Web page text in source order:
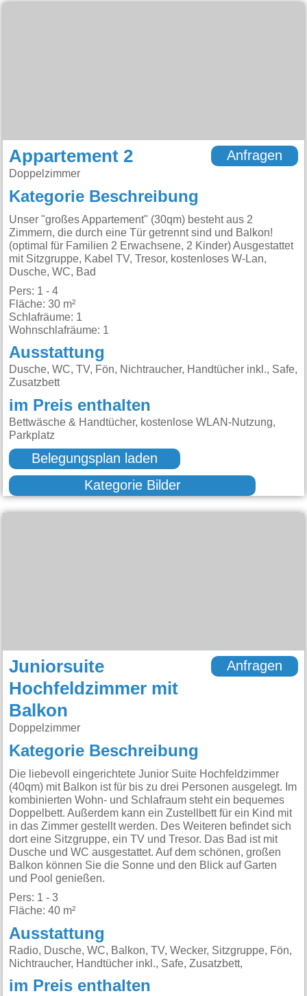
Appartement 2
Doppelzimmer
Anfragen
Kategorie Beschreibung
Unser "großes Appartement" (30qm) besteht aus 2
Zimmern, die durch eine Tür getrennt sind und Balkon!
(optimal für Familien 2 Erwachsene, 2 Kinder) Ausgestattet
mit Sitzgruppe, Kabel TV, Tresor, kostenloses W-Lan,
Dusche, WC, Bad
Pers: 1 - 4
Fläche: 30 m²
Schlafräume: 1
Wohnschlafräume: 1
Ausstattung
Dusche, WC, TV, Fön, Nichtraucher, Handtücher inkl., Safe,
Zusatzbett
im Preis enthalten
Bettwäsche & Handtücher, kostenlose WLAN-Nutzung,
Parkplatz
Belegungsplan laden
Kategorie Bilder
Juniorsuite
Hochfeldzimmer mit
Balkon
Doppelzimmer
Anfragen
Kategorie Beschreibung
Die liebevoll eingerichtete Junior Suite Hochfeldzimmer
(40qm) mit Balkon ist für bis zu drei Personen ausgelegt. Im
kombinierten Wohn- und Schlafraum steht ein bequemes
Doppelbett. Außerdem kann ein Zustellbett für ein Kind mit
in das Zimmer gestellt werden. Des Weiteren befindet sich
dort eine Sitzgruppe, ein TV und Tresor. Das Bad ist mit
Dusche und WC ausgestattet. Auf dem schönen, großen
Balkon können Sie die Sonne und den Blick auf Garten
und Pool genießen.
Pers: 1 - 3
Fläche: 40 m²
Ausstattung
Radio, Dusche, WC, Balkon, TV, Wecker, Sitzgruppe, Fön,
Nichtraucher, Handtücher inkl., Safe, Zusatzbett,
im Preis enthalten